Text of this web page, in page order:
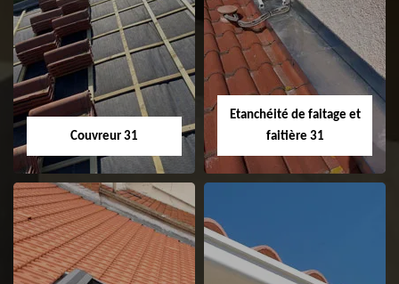
Couvreur 31
Couvreur 31
Etanchéité de faitage et
faitière 31
Etanchéité de